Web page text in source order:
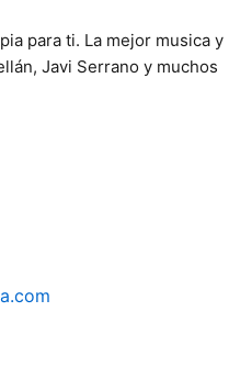
para ti. La mejor musica y
Javi Serrano y muchos